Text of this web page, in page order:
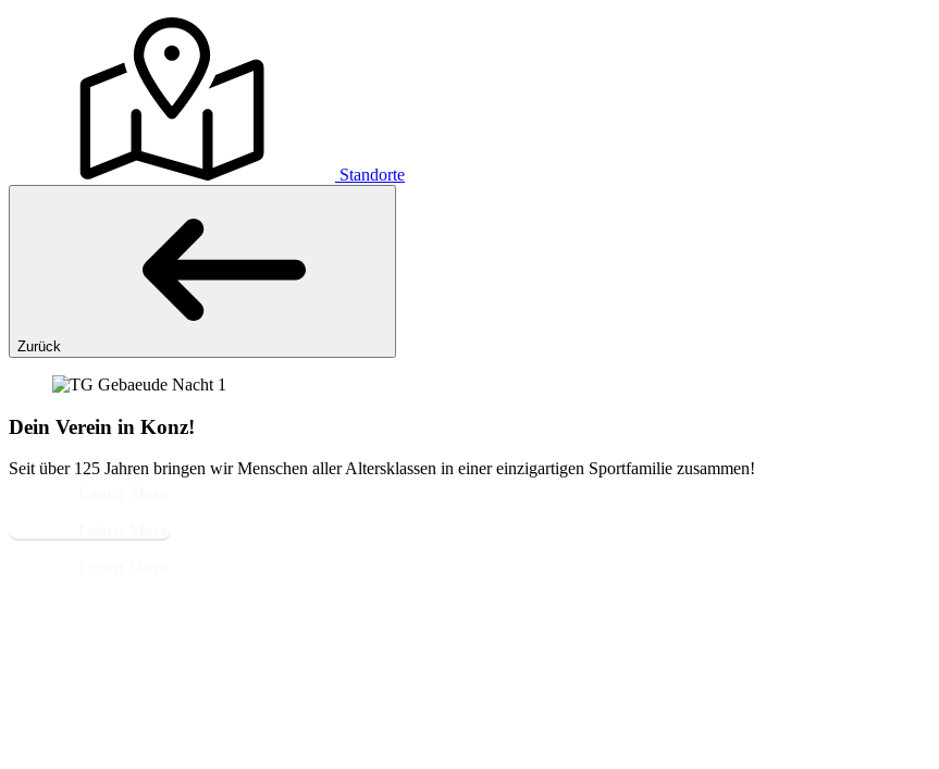
Standorte
Zurück
Dein Verein in Konz!
Seit über 125 Jahren bringen wir Menschen aller Altersklassen in einer einzigartigen Sportfamilie zusammen!